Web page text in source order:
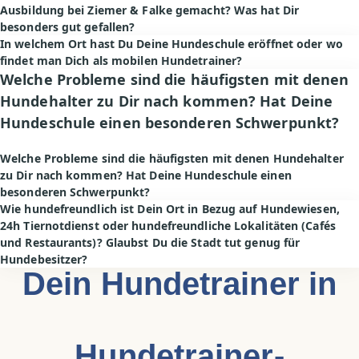
Ausbildung bei Ziemer & Falke gemacht? Was hat Dir
besonders gut gefallen?
In welchem Ort hast Du Deine Hundeschule eröffnet oder wo
findet man Dich als mobilen Hundetrainer?
Welche Probleme sind die häufigsten mit denen
Hundehalter zu Dir nach kommen? Hat Deine
Hundeschule einen besonderen Schwerpunkt?
Welche Probleme sind die häufigsten mit denen Hundehalter
zu Dir nach kommen? Hat Deine Hundeschule einen
besonderen Schwerpunkt?
Wie hundefreundlich ist Dein Ort in Bezug auf Hundewiesen,
24h Tiernotdienst oder hundefreundliche Lokalitäten (Cafés
und Restaurants)? Glaubst Du die Stadt tut genug für
Hundebesitzer?
Dein Hundetrainer in